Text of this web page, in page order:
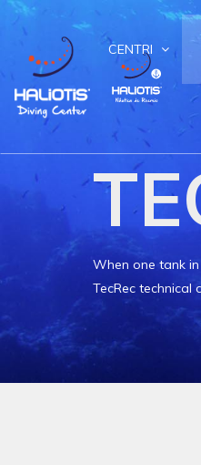
CENTRI
When one tank
TecRec technical